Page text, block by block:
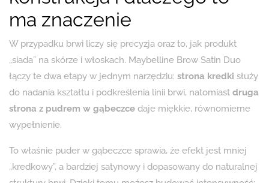
ma znaczenie
W przypadku brwi liczy się precyzja oraz to, jak produkt
„siada” na skórze i włoskach. Maybelline Brow Satin Duo
łączy te dwa etapy w jednym narzędziu: strona kredki służy
do nadania kształtu i podkreślenia linii brwi, natomiast druga
strona z pudrem w gąbeczce daje miękkie, równomierne
wypełnienie.
To właśnie puder w gąbeczce sprawia, że efekt jest mniej
„kredkowy”, a bardziej satynowy i dopasowany do naturalnej